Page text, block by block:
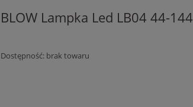
BLOW Lampka Led LB04 44-144
Dostępność: brak towaru